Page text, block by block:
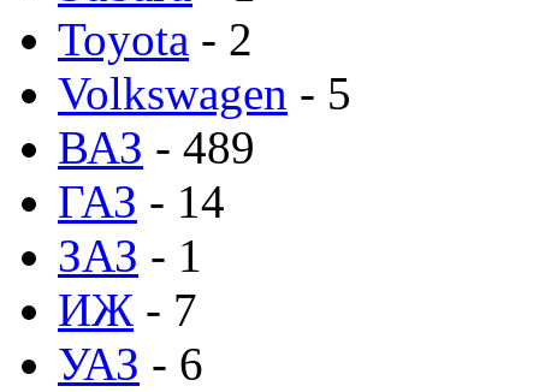
Toyota - 2
Volkswagen - 5
ВАЗ - 489
ГАЗ - 14
ЗАЗ - 1
ИЖ - 7
УАЗ - 6